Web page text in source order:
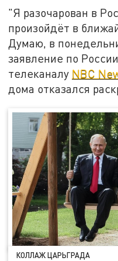
"Я разочарован в
произойдёт в
Думаю, в
заявление по
телеканалу NBC
дома отказался
КОЛЛАЖ ЦАРЬГРАДА